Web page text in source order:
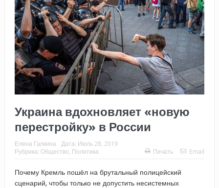
Украина вдохновляет «новую
перестройку» в России
Елена Галкина Дата: Июль 28, 2019
Рубрика: Общество Политика Печать Email
Почему Кремль пошёл на брутальный полицейский
сценарий, чтобы только не допустить несистемных